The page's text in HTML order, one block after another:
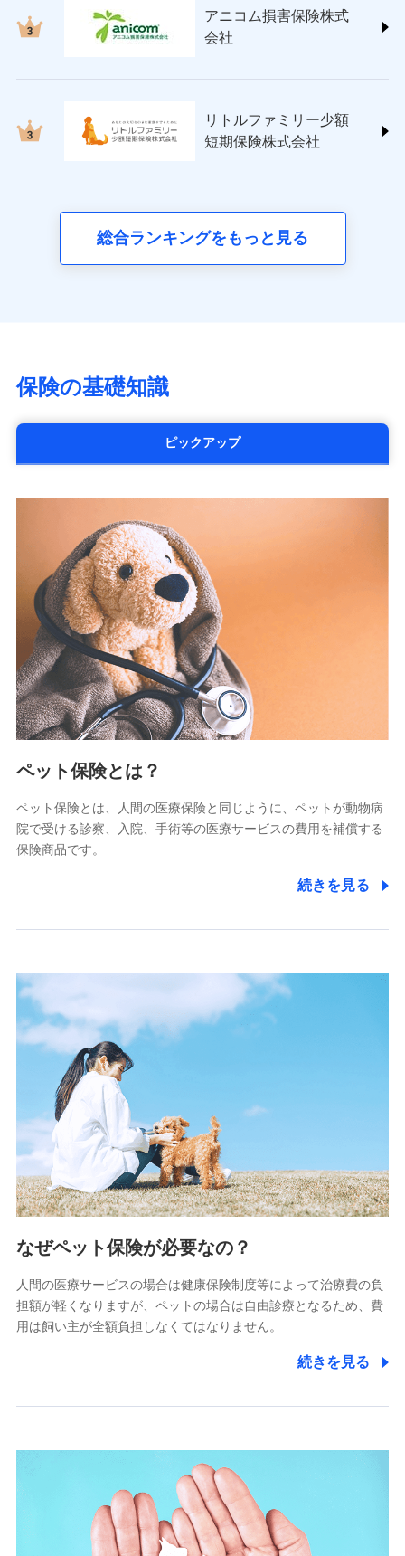
三井住友海上火災保険株式会社 (https://www.ms-
ins.com/)
三井ダイレクト損害保険株式会社
アクサ生命保険株式会社
（https://www.axa.co.jp/）
（https://www.fwdlife.co.jp/）
ソニー生命保険株式会社
（https://www.sonylife.co.jp）
SOMPOひまわり生命保険株式会社
太陽生命保険株式会社（https://www.taiyo-
チューリッヒ生命保険株式会社
（https://www.zurichlife.co.jp/）
東京海上日動あんしん生命保険株式会社
（https://www.nanairolife.co.jp/）
日本生命保険相互会社
（https://www.nissay.co.jp）
はなさく生命保険株式会社
（https://www.life8739.co.jp/）
マニュライフ生命保険株式会社
（https://www.manulife.co.jp/）
三井住友海上あいおい生命保険株式会社
（https://www.msa-life.co.jp/）
メットライフ生命株式会社
(https://www.metlife.co.jp/)
（https://www.medicarelife.com/）
■少額短期保険
株式会社アシロ少額短期保険
(https://kailash.co.jp/)
スマートプラス少額短期保険株式会社
（https://www.smartplus-insurance.com/）
チューリッヒ少額短期保険株式会社
(https://www.zurichssi.co.jp/)
Tokio Marine X少額短期保険株式会社
(https://www.tokiomarine-x.co.jp/)
ペットメディカルサポート株式会社
(https://pshoken.co.jp/)
リトルファミリー少額短期保険株式会社
(https://www.littlefamily-ssi.com/)
2.共同募集を行う代理店から受領する個人情報
郵便、電話、およびＥメール等により、当社と取引のあるも
しくは委託を受けている保険会社・提携会社の保険その他に
た維持管理等の委託業務遂行のため、またそれらに付帯、関
連する当社および提携会社のサービスを案内、提供するため
（なお、当社は複数の保険会社と取引があり、取得した個人
情報を取引のある他の保険会社の商品・サービスをご提案す
るために利用させていただくことがあります。）
上記に係る連絡・手続き・管理等付帯業務を行うため
上記に係る連絡・手続き・管理等付帯業務を行うため
4.家族・友達紹介にて取得した個人情報
被紹介者への連絡、及び当社と取引のあるもしくは委託を受
けている保険会社・提携会社の保険その他に関する情報を提
アニコム損害保険株式
会社
リトルファミリー少額
短期保険株式会社
総合ランキングをもっと見る
保険の基礎知識
ピックアップ
ペット保険とは？
ペット保険とは、人間の医療保険と同じように、ペットが動物病
院で受ける診察、入院、手術等の医療サービスの費用を補償する
保険商品です。
続きを見る
なぜペット保険が必要なの？
人間の医療サービスの場合は健康保険制度等によって治療費の負
担額が軽くなりますが、ペットの場合は自由診療となるため、費
用は飼い主が全額負担しなくてはなりません。
続きを見る